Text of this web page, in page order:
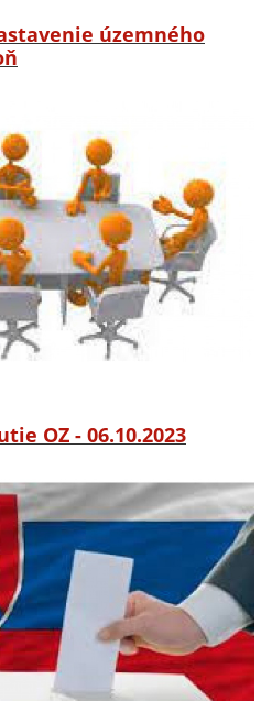
územného
OZ - 06.10.2023